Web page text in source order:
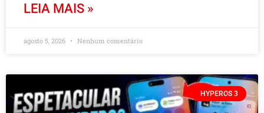
LEIA MAIS »
agosto 5, 2026 Nenhum comentário
HYPEROS 3